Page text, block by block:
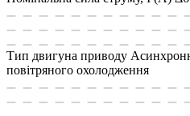
Тип двигуна приводу
повітряного охолодження